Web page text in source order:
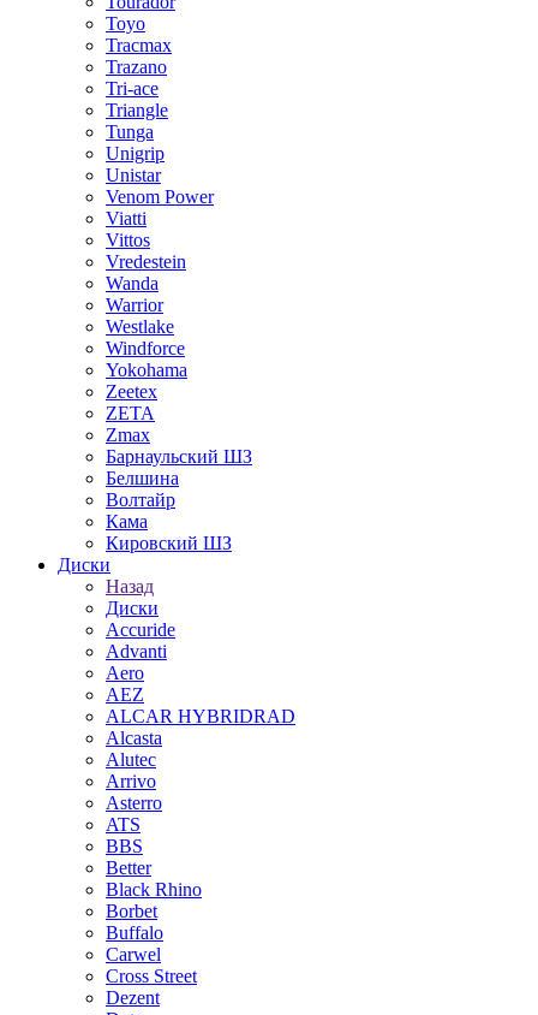
Toyo
Tracmax
Trazano
Tri-ace
Triangle
Tunga
Unigrip
Unistar
Venom Power
Viatti
Vittos
Vredestein
Wanda
Warrior
Westlake
Windforce
Yokohama
Zeetex
ZETA
Zmax
Барнаульский ШЗ
Белшина
Волтайр
Кама
Кировский ШЗ
Диски
Назад
Диски
Accuride
Advanti
Aero
AEZ
ALCAR HYBRIDRAD
Alcasta
Alutec
Arrivo
Asterro
ATS
BBS
Better
Black Rhino
Borbet
Buffalo
Carwel
Cross Street
Dezent